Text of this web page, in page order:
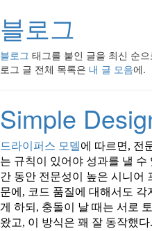
블로그
블로그 태그를 붙인 글을 최신 순
로그 글 전체 목록은 내 글 모음에.
Simple
드라이퍼스 모델에 따르면, 전
는 규칙이 있어야 성과를 낼 수
간 동안 전문성이 높은 시니어
문에, 코드 품질에 대해서도
게 하되, 충돌이 날 때는 서로
왔고, 이 방식은 꽤 잘 동작했